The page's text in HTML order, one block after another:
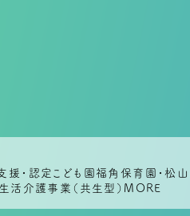
・認定こども園福角保育園・松
生活介護事業（共生型）MORE